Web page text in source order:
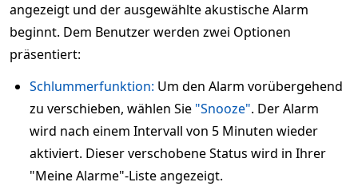
angezeigt und der ausgewählte akustische Alarm
beginnt. Dem Benutzer werden zwei Optionen
präsentiert:
Schlummerfunktion: Um den Alarm vorübergehend
zu verschieben, wählen Sie "Snooze". Der Alarm
wird nach einem Intervall von 5 Minuten wieder
aktiviert. Dieser verschobene Status wird in Ihrer
"Meine Alarme"-Liste angezeigt.